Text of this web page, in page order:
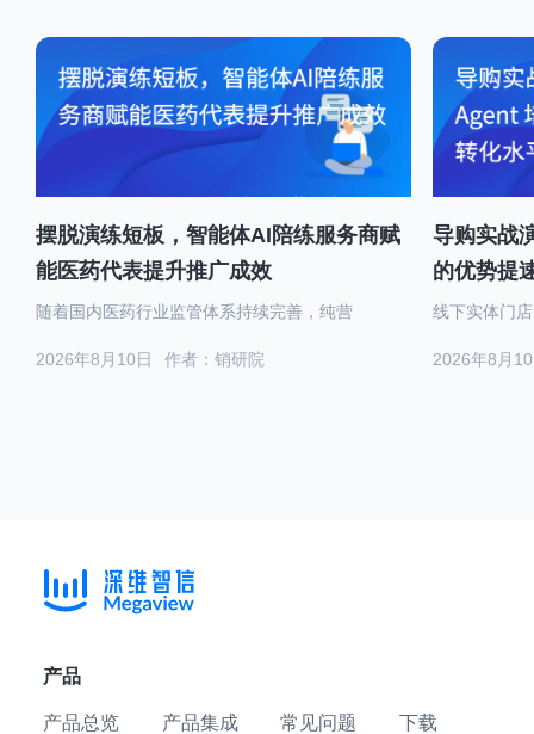
摆脱演练短板，智能体AI陪练服务商赋
能医药代表提升推广成效
作者：销研院
2026年8月10日
随着国内医药行业监管体系持续完善，纯营
导购实战
的优势提
2026年8月
线下实体门
产品
产品总览 产品集成 常见问题 下载